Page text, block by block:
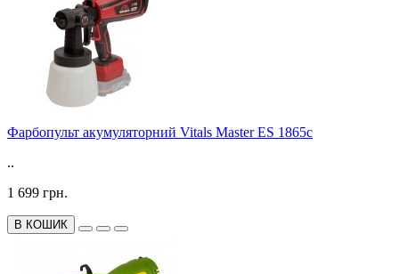
Фарбопульт акумуляторний Vitals Master ES 1865с
..
1 699 грн.
В КОШИК